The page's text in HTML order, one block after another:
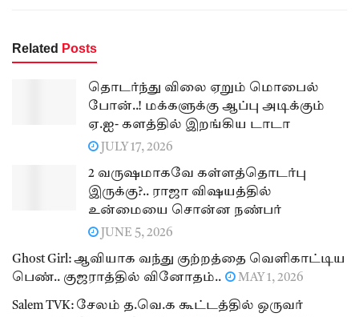
Related Posts
தொடர்ந்து விலை ஏறும் மொபைல்
போன்..! மக்களுக்கு ஆப்பு அடிக்கும்
ஏ.ஐ- களத்தில் இறங்கிய டாடா
JULY 17, 2026
2 வருஷமாகவே கள்ளத்தொடர்பு
இருக்கு?.. ராஜா விஷயத்தில்
உன்மையை சொன்ன நண்பர்
JUNE 5, 2026
Ghost Girl: ஆவியாக வந்து குற்றத்தை வெளிகாட்டிய
பெண்.. குஜராத்தில் வினோதம்..
MAY 1, 2026
Salem TVK: சேலம் த.வெ.க கூட்டத்தில் ஒருவர்